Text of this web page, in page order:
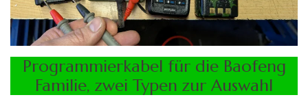
Programmierkabel für die Baofeng
Familie, zwei Typen zur Auswahl